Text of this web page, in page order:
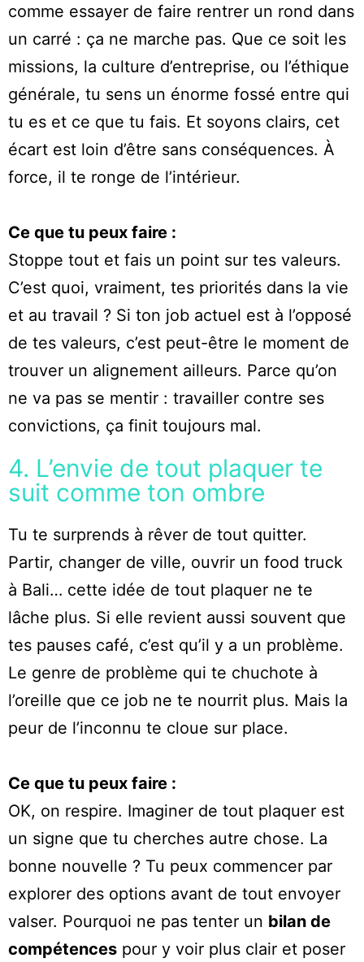
comme essayer de faire rentrer un rond dans
un carré : ça ne marche pas. Que ce soit les
missions, la culture d’entreprise, ou l’éthique
générale, tu sens un énorme fossé entre qui
tu es et ce que tu fais. Et soyons clairs, cet
écart est loin d’être sans conséquences. À
force, il te ronge de l’intérieur.
Ce que tu peux faire :
Stoppe tout et fais un point sur tes valeurs.
C’est quoi, vraiment, tes priorités dans la vie
et au travail ? Si ton job actuel est à l’opposé
de tes valeurs, c’est peut-être le moment de
trouver un alignement ailleurs. Parce qu’on
ne va pas se mentir : travailler contre ses
convictions, ça finit toujours mal.
4. L’envie de tout plaquer te
suit comme ton ombre
Tu te surprends à rêver de tout quitter.
Partir, changer de ville, ouvrir un food truck
à Bali… cette idée de tout plaquer ne te
lâche plus. Si elle revient aussi souvent que
tes pauses café, c’est qu’il y a un problème.
Le genre de problème qui te chuchote à
l’oreille que ce job ne te nourrit plus. Mais la
peur de l’inconnu te cloue sur place.
Ce que tu peux faire :
OK, on respire. Imaginer de tout plaquer est
un signe que tu cherches autre chose. La
bonne nouvelle ? Tu peux commencer par
explorer des options avant de tout envoyer
valser. Pourquoi ne pas tenter un bilan de
compétences pour y voir plus clair et poser